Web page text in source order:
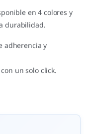
en 4 colores y
durabilidad.
adherencia y
un solo click.